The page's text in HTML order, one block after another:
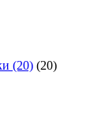
(20) (20)